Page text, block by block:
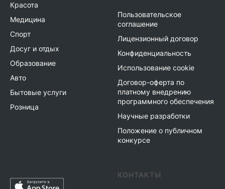
КОНТАКТЫ
Красота
Медицина
Спорт
Досуг и отдых
Образование
Авто
Бытовые услуги
Розница
Пользовательское
соглашение
Лицензионный договор
Конфиденциальность
Использование cookie
Договор-оферта по
платному внедрению
программного обеспечения
Научные разработки
Положение о публичном
конкурсе